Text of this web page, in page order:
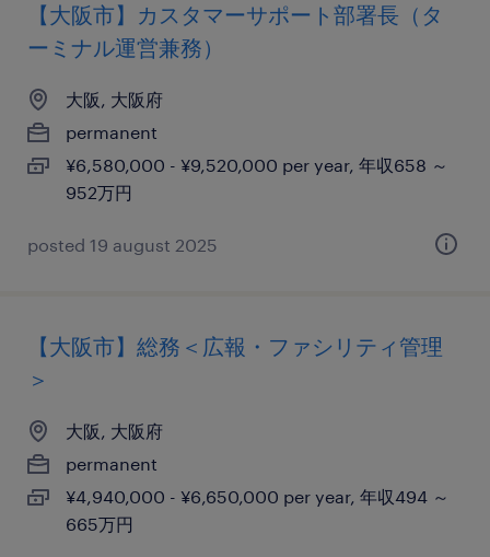
【大阪市】カスタマーサポート部署長（タ
ーミナル運営兼務）
大阪, 大阪府
permanent
¥6,580,000 - ¥9,520,000 per year, 年収658 ～
952万円
posted 19 august 2025
【大阪市】総務＜広報・ファシリティ管理
＞
大阪, 大阪府
permanent
¥4,940,000 - ¥6,650,000 per year, 年収494 ～
665万円